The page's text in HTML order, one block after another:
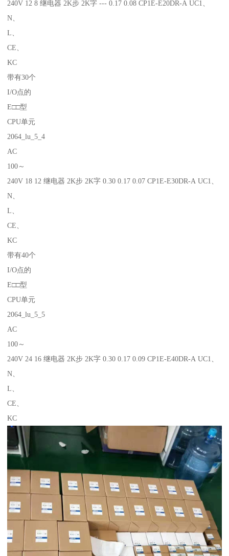
240V 12 8 继电器 2K步 2K字 --- 0.17 0.08 CP1E-E20DR-A UC1、
N、
L、
CE、
KC
带有30个
I/O点的
E□□型
CPU单元
2064_lu_5_4
AC
100～
240V 18 12 继电器 2K步 2K字 0.30 0.17 0.07 CP1E-E30DR-A UC1、
N、
L、
CE、
KC
带有40个
I/O点的
E□□型
CPU单元
2064_lu_5_5
AC
100～
240V 24 16 继电器 2K步 2K字 0.30 0.17 0.09 CP1E-E40DR-A UC1、
N、
L、
CE、
KC